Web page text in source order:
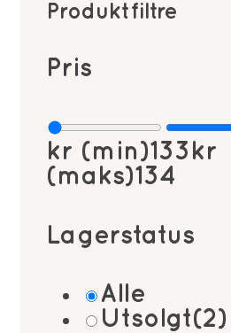
Produktfiltre
Pris
kr (min)133 kr
(maks)134
Lagerstatus
Alle
Utsolgt(2)